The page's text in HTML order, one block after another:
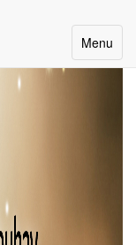
Toggle
Menu